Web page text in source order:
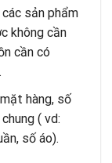
sản phẩm
không cần
cần có
hàng, số
( vd:
số áo).